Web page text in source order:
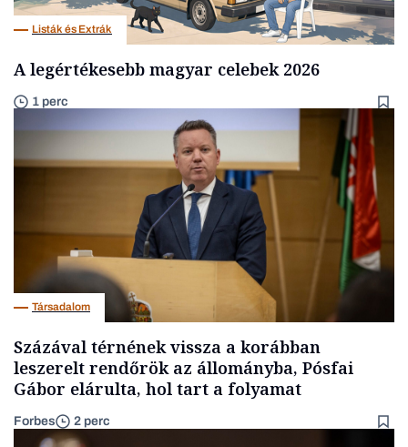
Listák és Extrák
A legértékesebb magyar celebek 2026
1 perc
Társadalom
Százával térnének vissza a korábban
leszerelt rendőrök az állományba, Pósfai
Gábor elárulta, hol tart a folyamat
Forbes 2 perc